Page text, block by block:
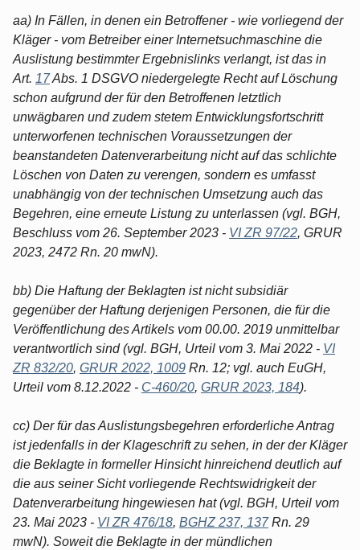
aa) In Fällen, in denen ein Betroffener - wie vorliegend der
Kläger - vom Betreiber einer Internetsuchmaschine die
Auslistung bestimmter Ergebnislinks verlangt, ist das in
Art. 17Abs. 1 DSGVO niedergelegte Recht auf Löschung
schon aufgrund der für den Betroffenen letztlich
unwägbaren und zudem stetem Entwicklungsfortschritt
unterworfenen technischen Voraussetzungen der
beanstandeten Datenverarbeitung nicht auf das schlichte
Löschen von Daten zu verengen, sondern es umfasst
unabhängig von der technischen Umsetzung auch das
Begehren, eine erneute Listung zu unterlassen (vgl. BGH,
Beschluss vom 26. September 2023 - VI ZR 97/22, GRUR
2023, 2472 Rn. 20 mwN).
bb) Die Haftung der Beklagten ist nicht subsidiär
gegenüber der Haftung derjenigen Personen, die für die
Veröffentlichung des Artikels vom 00.00. 2019 unmittelbar
verantwortlich sind (vgl. BGH, Urteil vom 3. Mai 2022 - VI
ZR 832/20, GRUR 2022, 1009 Rn. 12; vgl. auch EuGH,
Urteil vom 8.12.2022 - C-460/20, GRUR 2023, 184).
cc) Der für das Auslistungsbegehren erforderliche Antrag
ist jedenfalls in der Klageschrift zu sehen, in der der Kläger
die Beklagte in formeller Hinsicht hinreichend deutlich auf
die aus seiner Sicht vorliegende Rechtswidrigkeit der
Datenverarbeitung hingewiesen hat (vgl. BGH, Urteil vom
23. Mai 2023 - VI ZR 476/18, BGHZ 237, 137Rn. 29
mwN). Soweit die Beklagte in der mündlichen